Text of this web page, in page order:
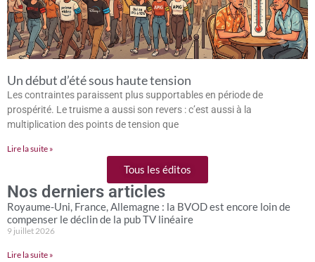
Un début d’été sous haute tension
Les contraintes paraissent plus supportables en période de
prospérité. Le truisme a aussi son revers : c’est aussi à la
multiplication des points de tension que
Lire la suite »
Tous les éditos
Nos derniers articles
Royaume-Uni, France, Allemagne : la BVOD est encore loin de
compenser le déclin de la pub TV linéaire
9 juillet 2026
Lire la suite »